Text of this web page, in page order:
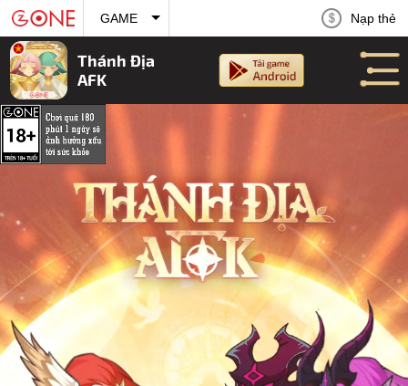
GAME Nạp thẻ
Thánh Địa
AFK